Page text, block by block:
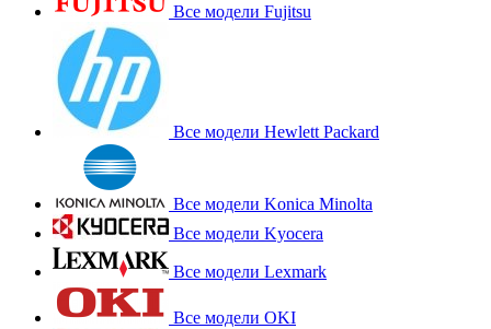
Все модели Fujitsu
Все модели Hewlett Packard
Все модели Konica Minolta
Все модели Kyocera
Все модели Lexmark
Все модели OKI